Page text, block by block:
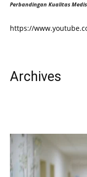
Perbandingan Kualitas
https://
Archives